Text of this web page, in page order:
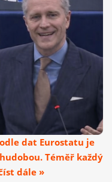
dat Eurostatu je
Téměř každý
dále »